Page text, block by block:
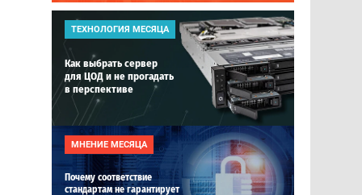
ТЕХНОЛОГИЯ МЕСЯЦА
Как выбрать сервер
для ЦОД и не прогадать
в перспективе
МНЕНИЕ МЕСЯЦА
Почему соответствие
стандартам не гарантирует